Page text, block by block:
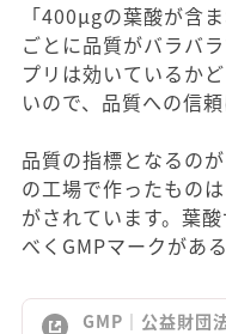
「400μgの葉酸が含
ごとに品質がバラバ
プリは効いているか
いので、品質への信頼
品質の指標となるの
の工場で作ったもの
がされています。葉
べくGMPマークがあ
GMP｜公益財団